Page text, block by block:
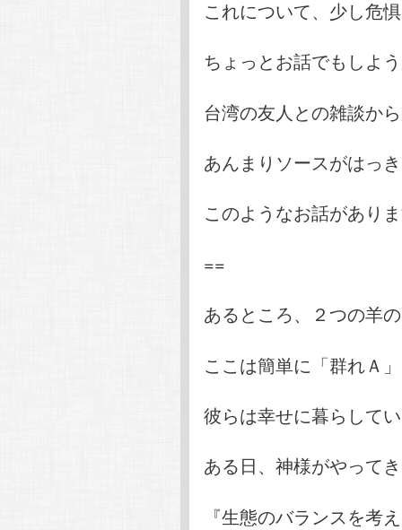
これについて、少し危
ちょっとお話でもしよ
台湾の友人との雑談か
あんまりソースがはっ
このようなお話があり
==
あるところ、２つの羊
ここは簡単に「群れＡ
彼らは幸せに暮らして
ある日、神様がやって
『生態のバランスを考